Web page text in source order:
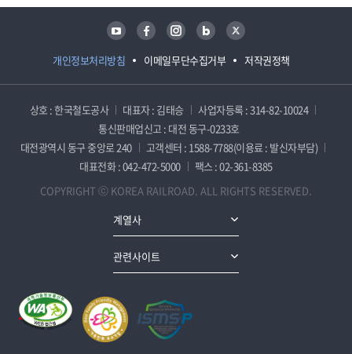
개인정보처리방침 이메일무단수집거부 저작권정책
유튜브 페이스북 인스타그램 블로그 트위터
상호 : 한국철도공사 대표자 : 김태승
사업자등록 : 314-82-10024
통신판매업신고 : 대전 동구-0233호
대전광역시 동구 중앙로 240
고객센터 : 1588-7788(이용료 : 발신자부담)
대표전화 : 042-472-5000
팩스 : 02-361-8385
COPYRIGHT ⓒ KOREA RAILROAD. ALL RIGHTS RESERVED.
계열사
관련사이트